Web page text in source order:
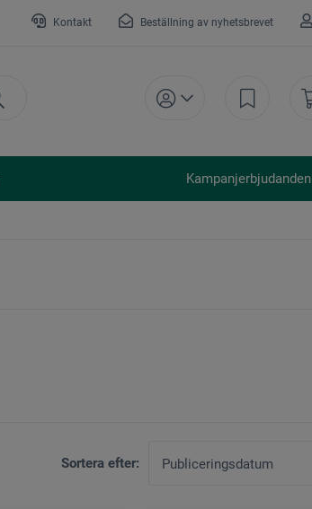
Kontakt Beställning av nyhetsbrevet
Kampanjerbjudanden
Sortera efter: